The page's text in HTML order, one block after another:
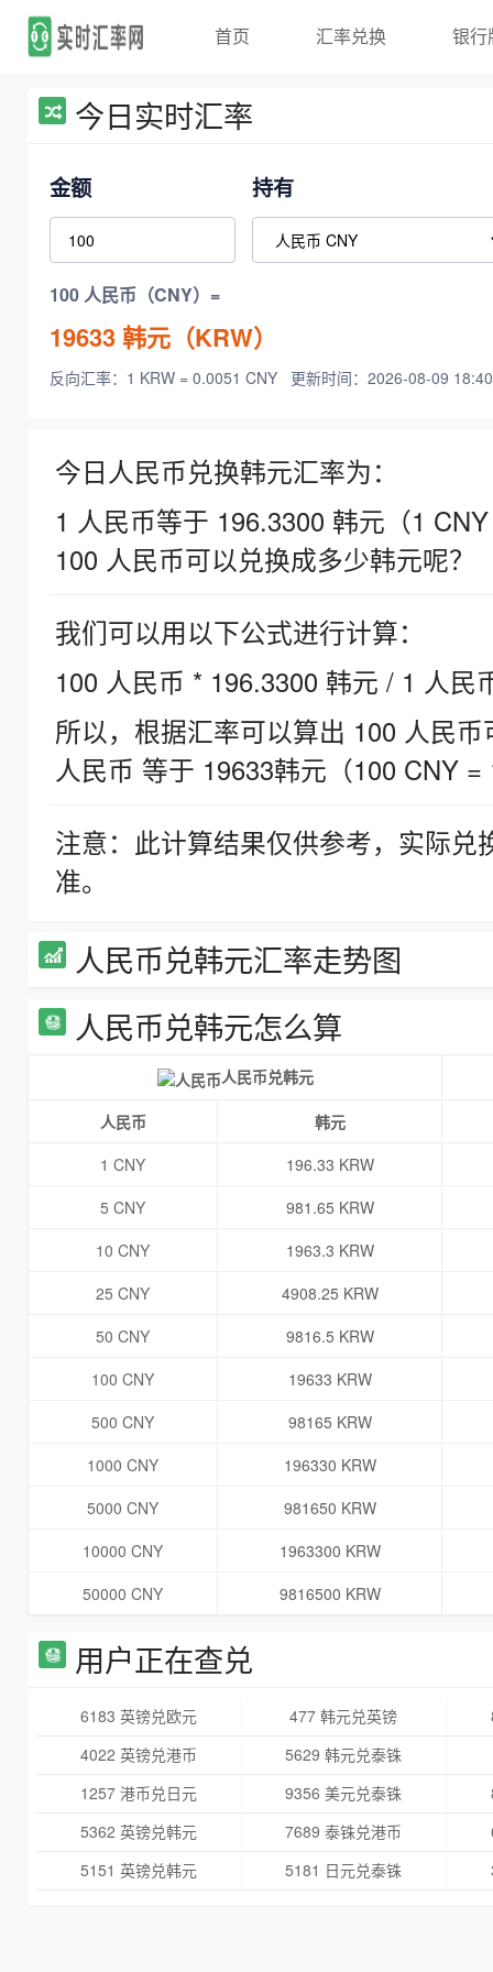
首页 汇率兑换 银行
今日实时汇率
金额 持有
100 人民币（CNY）=
19633韩元（KRW）
反向汇率：1 KRW = 0.0051 CNY 更新时间：2026-08-09
今日人民币兑换韩元汇率为：
1 人民币等于 196.3300 韩元（1
100 人民币可以兑换成多少韩元呢？
我们可以用以下公式进行计算：
100 人民币 * 196.3300 韩元 / 1 人民
所以，根据汇率可以算出 100 人民
人民币 等于 19633韩元（100 CNY =
注意：此计算结果仅供参考，实际
准。
人民币兑韩元汇率走势图
人民币兑韩元怎么算
人民币兑韩元
人民币
韩元
1 CNY
196.33 KRW
5 CNY
981.65 KRW
10 CNY
1963.3 KRW
25 CNY
4908.25 KRW
50 CNY
9816.5 KRW
100 CNY
19633 KRW
500 CNY
98165 KRW
1000 CNY
196330 KRW
5000 CNY
981650 KRW
10000 CNY
1963300 KRW
50000 CNY
9816500 KRW
用户正在查兑
6183 英镑兑欧元 477 韩元兑英镑
4022 英镑兑港币
5629 韩元兑泰铢
1257 港币兑日元
9356 美元兑泰铢
5362 英镑兑韩元
7689 泰铢兑港币
5151 英镑兑韩元
5181 日元兑泰铢